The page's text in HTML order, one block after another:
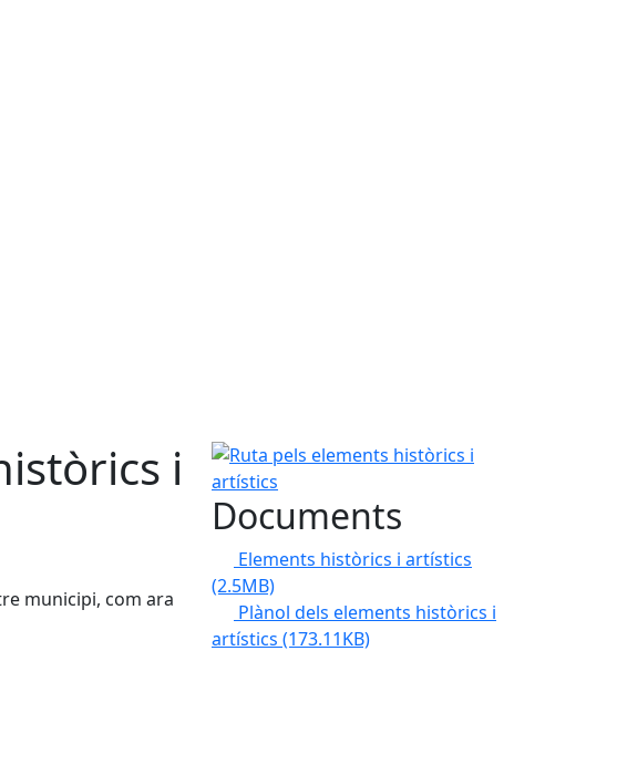
i
municipi, com ara
Ruta pels elements històrics i artístics
Documents
Elements històrics i artístics
(2.5MB)
Plànol dels elements històrics i
artístics (173.11KB)